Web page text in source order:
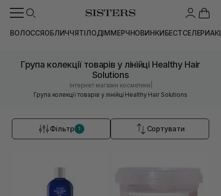
ВОЛОССЯОБЛИЧЧЯТІЛОДІММЕРЧНОВИНКИБЕСТСЕЛЕРИ
Група колекції товарів у лінійці Healthy Hair
Solutions
Інтернет магазин косметики
Група колекції товарів у лінійці Healthy Hair Solutions
Фільтр 1 Сортувати